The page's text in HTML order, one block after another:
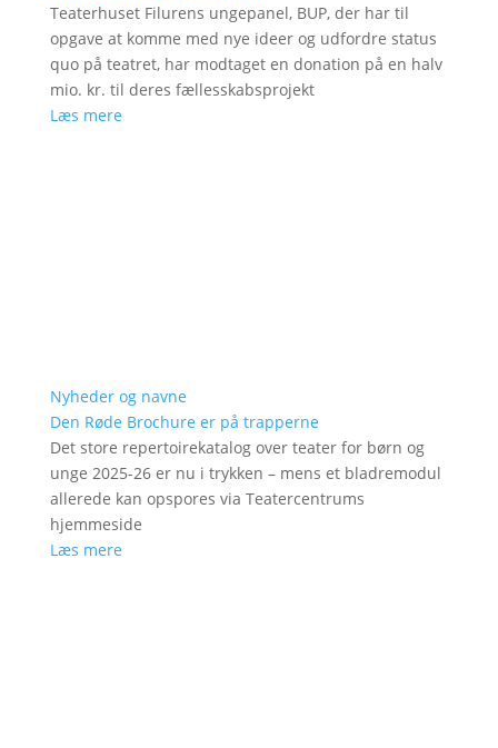
Teaterhuset Filurens ungepanel, BUP, der har til
opgave at komme med nye ideer og udfordre status
quo på teatret, har modtaget en donation på en halv
mio. kr. til deres fællesskabsprojekt
Læs mere
Nyheder og navne
Den Røde Brochure er på trapperne
Det store repertoirekatalog over teater for børn og
unge 2025-26 er nu i trykken – mens et bladremodul
allerede kan opspores via Teatercentrums
hjemmeside
Læs mere